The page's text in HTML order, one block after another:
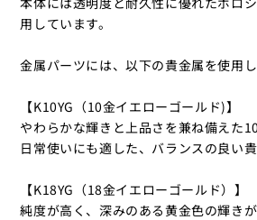
用しています。
金属パーツには、以下の貴金属を使用し
【K10YG（10金イエローゴールド)】
やわらかな輝きと上品さを兼ね備えた10
日常使いにも適した、バランスの良い貴
【K18YG（18金イエローゴールド）】
純度が高く、深みのある黄金色の輝きが